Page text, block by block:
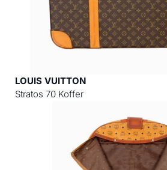
LOUIS VUITTON
Stratos 70 Koffer